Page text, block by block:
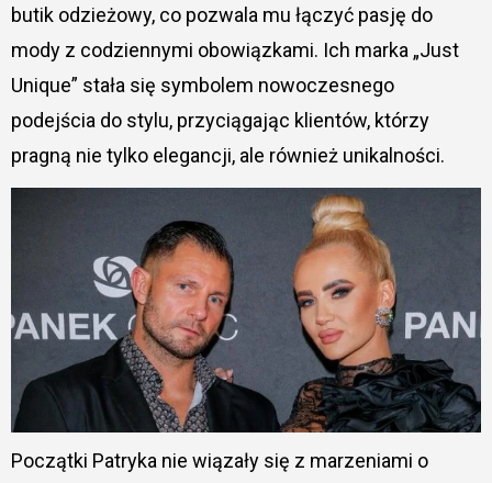
butik odzieżowy, co pozwala mu łączyć pasję do
mody z codziennymi obowiązkami. Ich marka „Just
Unique” stała się symbolem nowoczesnego
podejścia do stylu, przyciągając klientów, którzy
pragną nie tylko elegancji, ale również unikalności.
Początki Patryka nie wiązały się z marzeniami o